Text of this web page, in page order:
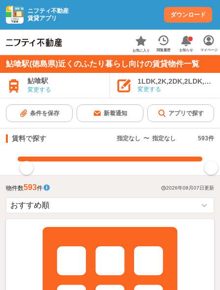
ニフティ不動産
賃貸アプリ
ダウンロード
お気に入り 閲覧履歴 お知らせ マイページ
鮎喰駅(徳島県)近くのふたり暮らし向けの賃貸物件一覧
鮎喰駅
変更する 変更する
条件を保存 新着通知 アプリで探す
賃料で探す 指定なし 〜 指定なし 593件
物件数593件 2026年08月07日更新